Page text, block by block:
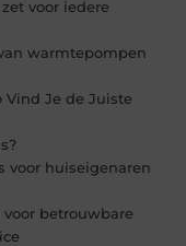
voor iedere
warmtepompen
Vind Je de Juiste
voor huiseigenaren
betrouwbare